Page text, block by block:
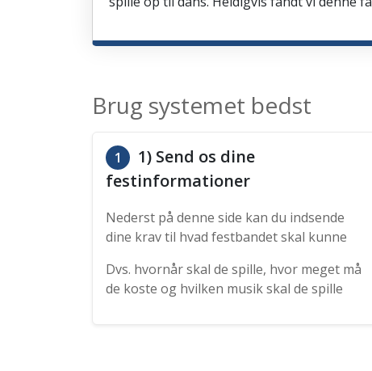
Brug systemet bedst
1
1) Send os dine
festinformationer
Nederst på denne side kan du indsende
dine krav til hvad festbandet skal kunne
Dvs. hvornår skal de spille, hvor meget må
de koste og hvilken musik skal de spille